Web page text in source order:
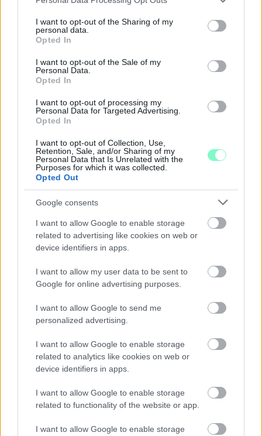
not limited to your visit or usage behaviour. You may click to
grant or deny consent to Google and its third-party tags to
use your data for below specified purposes in below Google
consent section.
I want to opt-out of the Sharing of my
personal data.
Opted In
I want to opt-out of the Sale of my
Personal Data.
Opted In
I want to opt-out of processing my
Personal Data for Targeted Advertising.
Opted In
I want to opt-out of Collection, Use,
Retention, Sale, and/or Sharing of my
Personal Data that Is Unrelated with the
Purposes for which it was collected.
Opted Out
Google consents
I want to allow Google to enable storage
related to advertising like cookies on web or
device identifiers in apps.
I want to allow my user data to be sent to
Google for online advertising purposes.
I want to allow Google to send me
personalized advertising.
I want to allow Google to enable storage
related to analytics like cookies on web or
device identifiers in apps.
I want to allow Google to enable storage
related to functionality of the website or app.
I want to allow Google to enable storage
Középpontban a hagyományőrzés, de lesz Pogány Induló és
Majka koncert, jóga szeánsz, “borhajózás” és egy csomó minden
Szólj hozzá!
ENERGIATAKARÉKOSSÁG: KORÁBBAN KEZDŐDIK
MÉRKŐZÉSE
Az energiaellátás tehermentesítése érdekében másfél órával
előrébb hozták a Brest Bretagne Handball elleni találkozó
kezdését.